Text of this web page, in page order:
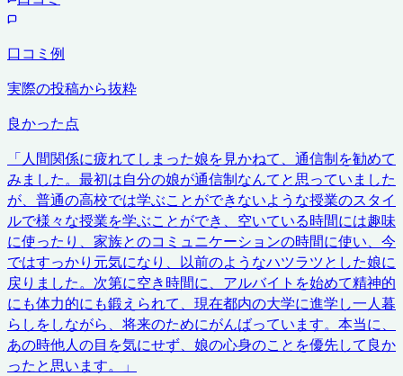
口コミ例
実際の投稿から抜粋
良かった点
「人間関係に疲れてしまった娘を見かねて、通信制を勧めて
みました。最初は自分の娘が通信制なんてと思っていました
が、普通の高校では学ぶことができないような授業のスタイ
ルで様々な授業を学ぶことができ、空いている時間には趣味
に使ったり、家族とのコミュニケーションの時間に使い、今
ではすっかり元気になり、以前のようなハツラツとした娘に
戻りました。次第に空き時間に、アルバイトを始めて精神的
にも体力的にも鍛えられて、現在都内の大学に進学し一人暮
らしをしながら、将来のためにがんばっています。本当に、
あの時他人の目を気にせず、娘の心身のことを優先して良か
ったと思います。
」